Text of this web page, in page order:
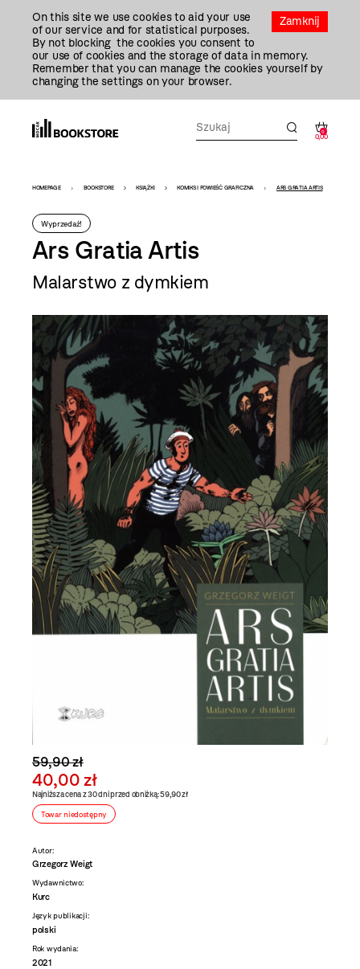
Zamknij
On this site we use cookies to aid your use
of our service and for statistical purposes.
By not blocking the cookies you consent to
our use of cookies and the storage of data in memory.
Remember that you can manage the cookies yourself by
changing the settings on your browser.
0
0,00
Bookstore
-
szablon
szczegóły
HOMEPAGE BOOKSTORE KSIĄŻKI KOMIKS I POWIEŚĆ GRAFICZNA ARS GRATIA ARTIS
Wyprzedaż!
Ars Gratia Artis
Malarstwo z dymkiem
59,90 zł
40,00 zł
Najniższa cena z 30 dni przed obniżką: 59,90 zł
Towar niedostępny
Autor:
Grzegorz Weigt
Wydawnictwo:
Kurc
Język publikacji:
polski
Rok wydania:
2021